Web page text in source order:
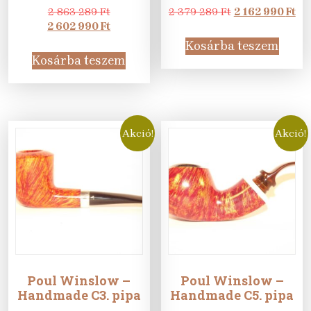
2 863 289FtOriginal
price
2
863
289 Ft.
2 602 990FtCurrent
is:
2
602
Kosárba teszem
2 379 289Ft Original
was:
2
379
2 162 990Ft
Kosárba teszem
Akció!
Poul Winslow –
Handmade C3. pipa
Akció!
Poul Winslow –
Handmade C5. pipa